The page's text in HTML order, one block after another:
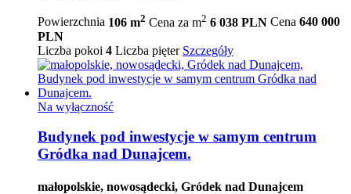
Powierzchnia 106 m2 Cena za m2 6 038 PLN Cena 640 000
PLN
Liczba pokoi 4 Liczba pięter Szczegóły
Na wyłączność
Budynek pod inwestycje w samym centrum
Gródka nad Dunajcem.
małopolskie, nowosądecki, Gródek nad Dunajcem